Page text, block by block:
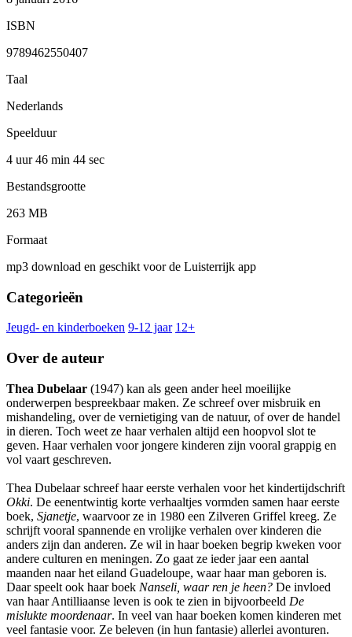
ISBN
9789462550407
Taal
Nederlands
Speelduur
4 uur 46 min 44 sec
Bestandsgrootte
263 MB
Formaat
mp3 download en geschikt voor de Luisterrijk app
Categorieën
Jeugd- en kinderboeken 9-12 jaar 12+
Over de auteur
Thea Dubelaar (1947) kan als geen ander heel moeilijke
onderwerpen bespreekbaar maken. Ze schreef over misbruik en
mishandeling, over de vernietiging van de natuur, of over de handel
in dieren. Toch weet ze haar verhalen altijd een hoopvol slot te
geven. Haar verhalen voor jongere kinderen zijn vooral grappig en
vol vaart geschreven.
Thea Dubelaar schreef haar eerste verhalen voor het kindertijdschrift
Okki. De eenentwintig korte verhaaltjes vormden samen haar eerste
boek, Sjanetje, waarvoor ze in 1980 een Zilveren Griffel kreeg. Ze
schrijft vooral spannende en vrolijke verhalen over kinderen die
anders zijn dan anderen. Ze wil in haar boeken begrip kweken voor
andere culturen en meningen. Zo gaat ze ieder jaar een aantal
maanden naar het eiland Guadeloupe, waar haar man geboren is.
Daar speelt ook haar boek Nanseli, waar ren je heen? De invloed
van haar Antilliaanse leven is ook te zien in bijvoorbeeld De
mislukte moordenaar. In veel van haar boeken komen kinderen met
veel fantasie voor. Ze beleven (in hun fantasie) allerlei avonturen.